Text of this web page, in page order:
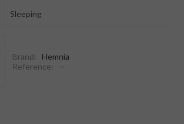
Sleeping
Brand:
Hemnia
Reference:
--